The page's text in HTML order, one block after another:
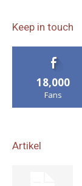
Keep in touch
18,000
Fans
Artikel